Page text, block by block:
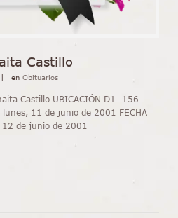
Castillo
en Obituarios
Castillo UBICACIÓN D1- 156
lunes, 11 de junio de 2001 FECHA
12 de junio de 2001